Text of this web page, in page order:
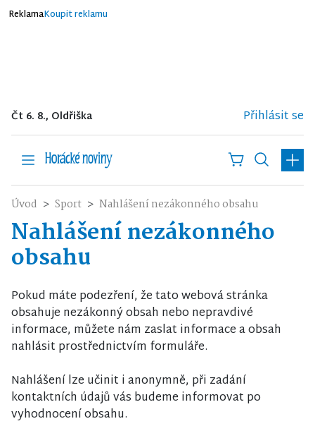
ReklamaKoupit reklamu
Čt 6. 8., Oldřiška Přihlásit se
Úvod Sport Nahlášení nezákonného obsahu
Nahlášení nezákonného
obsahu
Pokud máte podezření, že tato webová stránka
obsahuje nezákonný obsah nebo nepravdivé
informace, můžete nám zaslat informace a obsah
nahlásit prostřednictvím formuláře.
Nahlášení lze učinit i anonymně, při zadání
kontaktních údajů vás budeme informovat po
vyhodnocení obsahu.